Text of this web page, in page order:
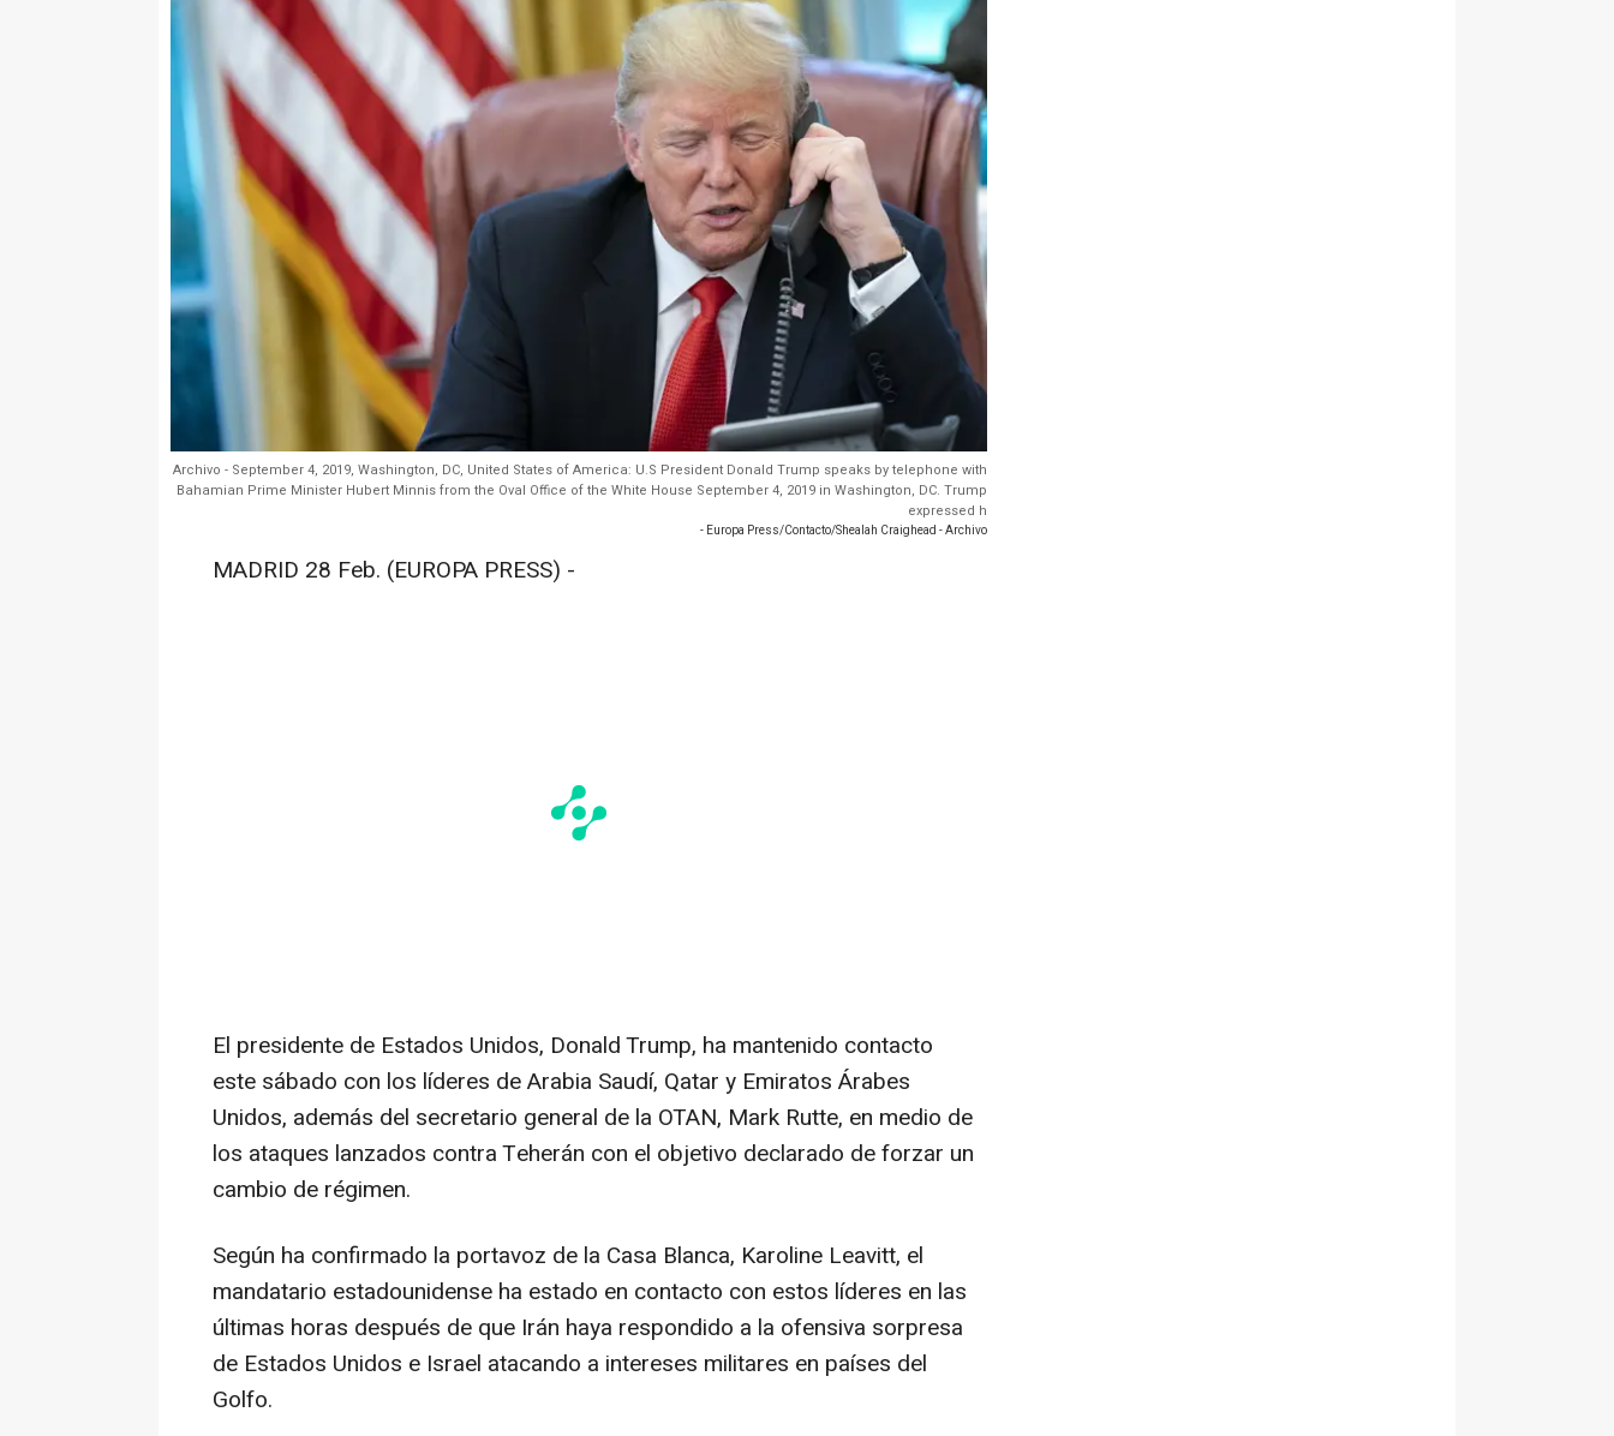
Archivo - September 4, 2019, Washington, DC, United States of America: U.S President Donald Trump speaks by telephone with
Bahamian Prime Minister Hubert Minnis from the Oval Office of the White House September 4, 2019 in Washington, DC. Trump
expressed h
- Europa Press/Contacto/Shealah Craighead - Archivo
MADRID 28 Feb. (EUROPA PRESS) -
El presidente de Estados Unidos, Donald Trump, ha mantenido contacto
este sábado con los líderes de Arabia Saudí, Qatar y Emiratos Árabes
Unidos, además del secretario general de la OTAN, Mark Rutte, en medio de
los ataques lanzados contra Teherán con el objetivo declarado de forzar un
cambio de régimen.
Según ha confirmado la portavoz de la Casa Blanca, Karoline Leavitt, el
mandatario estadounidense ha estado en contacto con estos líderes en las
últimas horas después de que Irán haya respondido a la ofensiva sorpresa
de Estados Unidos e Israel atacando a intereses militares en países del
Golfo.